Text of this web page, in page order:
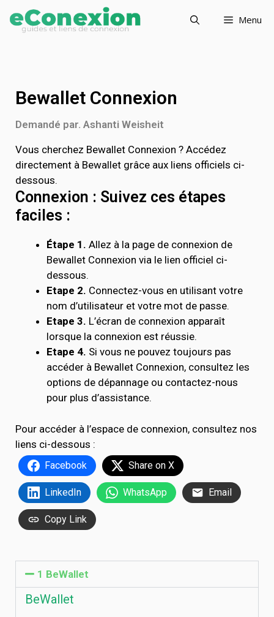
Menu
Bewallet Connexion
Demandé par. Ashanti Weisheit
Vous cherchez Bewallet Connexion ? Accédez
directement à Bewallet grâce aux liens officiels ci-
dessous.
Connexion : Suivez ces étapes
faciles :
Étape 1. Allez à la page de connexion de
Bewallet Connexion via le lien officiel ci-
dessous.
Etape 2. Connectez-vous en utilisant votre
nom d’utilisateur et votre mot de passe.
Etape 3. L’écran de connexion apparaît
lorsque la connexion est réussie.
Etape 4. Si vous ne pouvez toujours pas
accéder à Bewallet Connexion, consultez les
options de dépannage ou contactez-nous
pour plus d’assistance.
Pour accéder à l’espace de connexion, consultez nos
liens ci-dessous :
Facebook Share on X
LinkedIn WhatsApp Email
Copy Link
1 BeWallet
BeWallet